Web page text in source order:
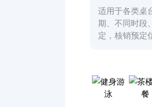
适用于各类桌
期、不同时段
定，核销预定